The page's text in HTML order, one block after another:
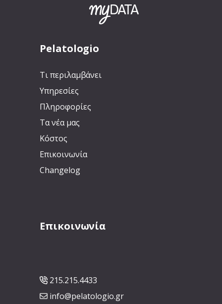
Pelatologio
Τι περιλαμβάνει
Υπηρεσίες
Πληροφορίες
Τα νέα μας
Κόστος
Επικοινωνία
Changelog
Επικοινωνία
215.215.4433
info@pelatologio.gr